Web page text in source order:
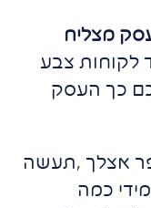
מצליח
לקוחות צבע
כך העסק
אצלך ,תעשה
כמה